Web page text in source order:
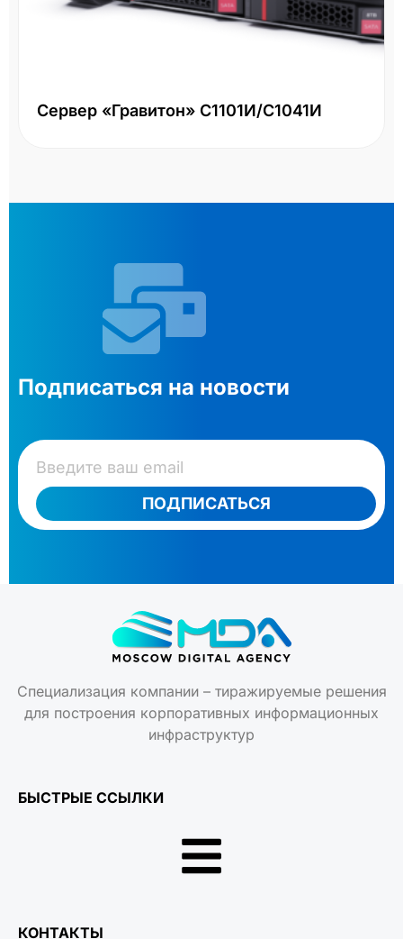
Сервер «Гравитон» С1101И/С1041И
Подписаться на новости
ПОДПИСАТЬСЯ
Специализация компании – тиражируемые решения
для построения корпоративных информационных
инфраструктур
БЫСТРЫЕ ССЫЛКИ
КОНТАКТЫ